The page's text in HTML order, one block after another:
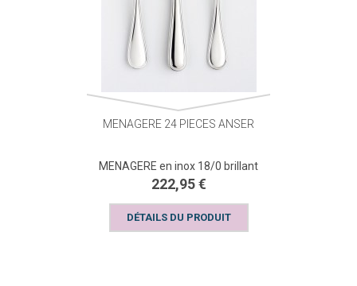
MENAGERE 24 PIECES ANSER
MENAGERE en inox 18/0 brillant
222,95 €
DÉTAILS DU PRODUIT